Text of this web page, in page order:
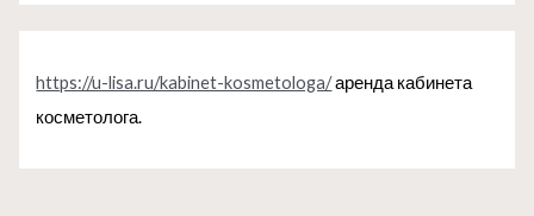
https://u-lisa.ru/kabinet-kosmetologa/аренда кабинета
косметолога.